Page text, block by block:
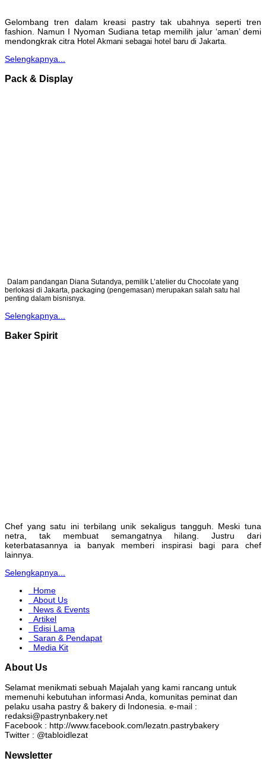
Gelombang tren dalam kreasi pastry tak ubahnya seperti tren
fashion. Namun I Nyoman Sudiana tetap memilih jalur ‘aman’ demi
mendongkrak citra Hotel Akmani sebagai hotel baru di Jakarta.
Selengkapnya...
Pack & Display
Dalam pandangan Diana Sutandya, pemilik L’atelier du Chocolate yang
berlokasi di Jakarta, packaging (pengemasan) merupakan salah satu hal
penting dalam bisnisnya.
Selengkapnya...
Baker Spirit
Chef yang satu ini terbilang unik sekaligus tangguh. Meski tuna
netra, tak membuat semangatnya hilang. Justru dari
keterbatasannya ia banyak memberi inspirasi bagi para chef
lainnya.
Selengkapnya...
Home
About Us
News & Events
Artikel
Edisi Lama
Saran & Pendapat
Media Kit
About Us
Selamat menikmati sebuah Majalah yang kami rancang untuk
memenuhi kebutuhan informasi Anda, komunitas peminat dan
pelaku usaha pastry & bakery di Indonesia. e-mail :
redaksi@pastrynbakery.net
Facebook : http://www.facebook.com/lezatn.pastrybakery
Twitter : @tabloidlezat
Newsletter